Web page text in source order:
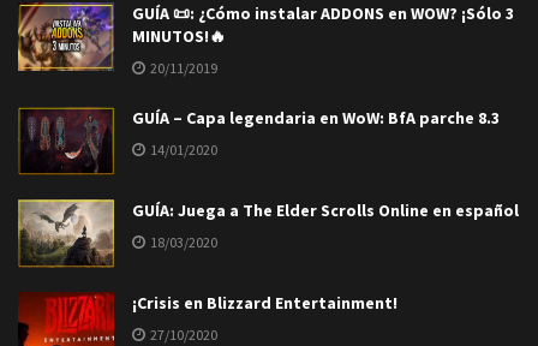
GUÍA 📜: ¿Cómo instalar ADDONS en WOW? ¡Sólo 3
MINUTOS!🔥
20/11/2019
GUÍA – Capa legendaria en WoW: BfA parche 8.3
14/01/2020
GUÍA: Juega a The Elder Scrolls Online en español
18/03/2020
¡Crisis en Blizzard Entertainment!
27/10/2020